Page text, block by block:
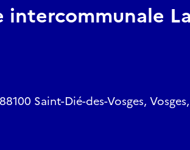
intercommunale La
Saint-Dié-des-Vosges,